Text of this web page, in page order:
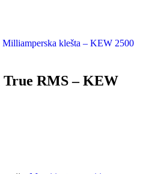
klešta – KEW 2500
RMS – KEW